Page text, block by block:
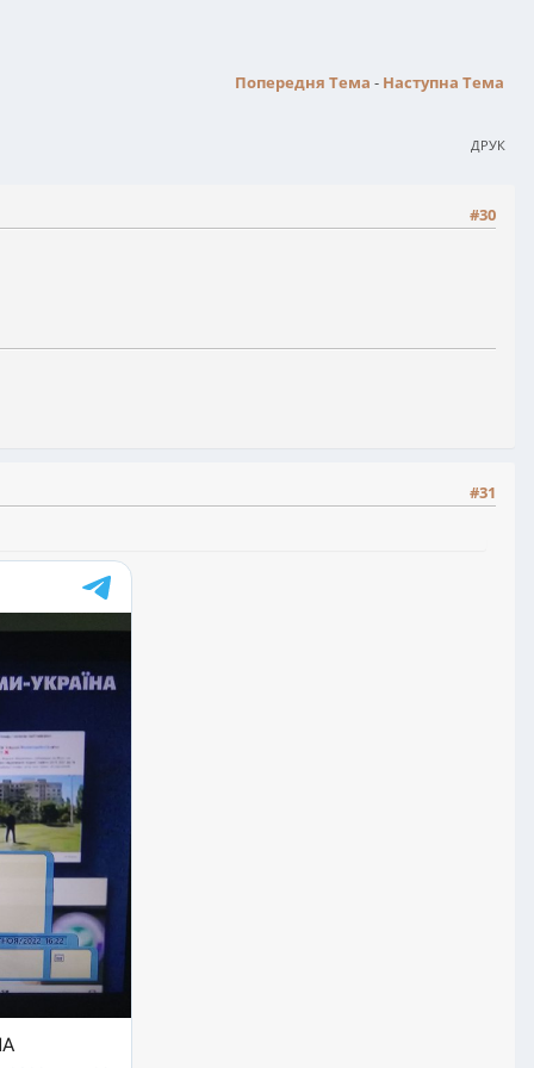
Попередня Тема - Наступна Тема
ДРУК
#30
#31